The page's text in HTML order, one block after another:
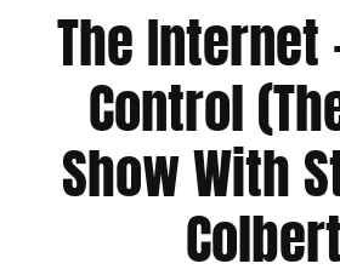
The Internet
Control
Show With